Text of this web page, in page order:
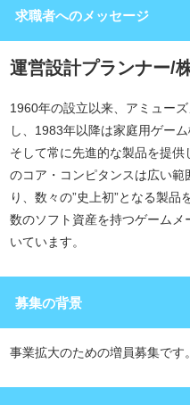
求職者へのメッセージ
運営設計プランナー/
1960年の設立以来、アミュー
し、1983年以降は家庭用ゲー
そして常に先進的な製品を提
のコア・コンピタンスは広い
り、数々の”史上初”となる製
数のソフト資産を持つゲーム
いています。
募集の背景
事業拡大のための増員募集です。